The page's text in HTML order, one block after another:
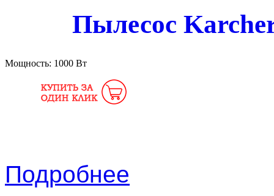
Пылесос
Мощность: 1000 Вт
Подробнее